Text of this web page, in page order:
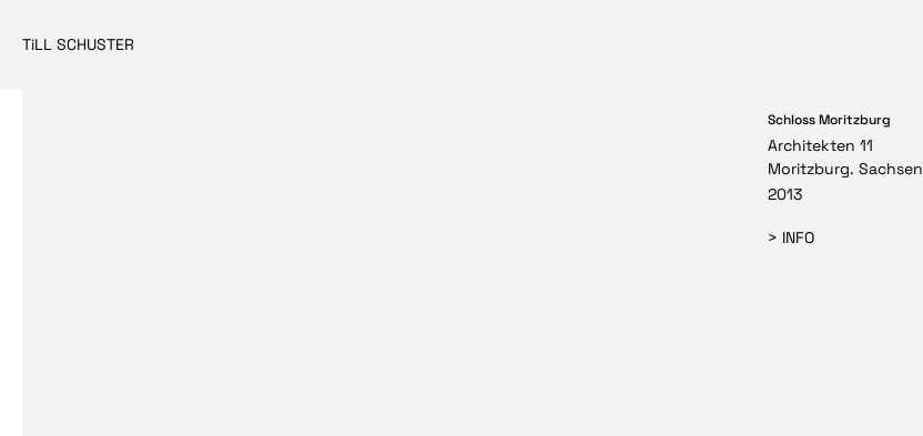
TiLL SCHUSTER
Schloss Moritzburg
Architekten 11
Moritzburg. Sachsen
2013
> INFO